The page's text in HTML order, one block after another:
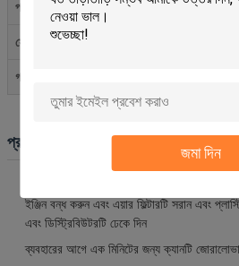
জমা দিন
প্যাকেজ 12pcs/ctn
সেলফ লাইফ
গ্লাস বল
প্রয়োগের নির্দেশাবলী
ইঞ্জিন বন্ধ করুন এবং এয়ার ফিল্টারটি সরান এবং
এবং ডিস্ট্রিবিউটরটি ঢেকে দিন
ব্যবহারের আগে এক মিনিটের জন্য ক্যানটি